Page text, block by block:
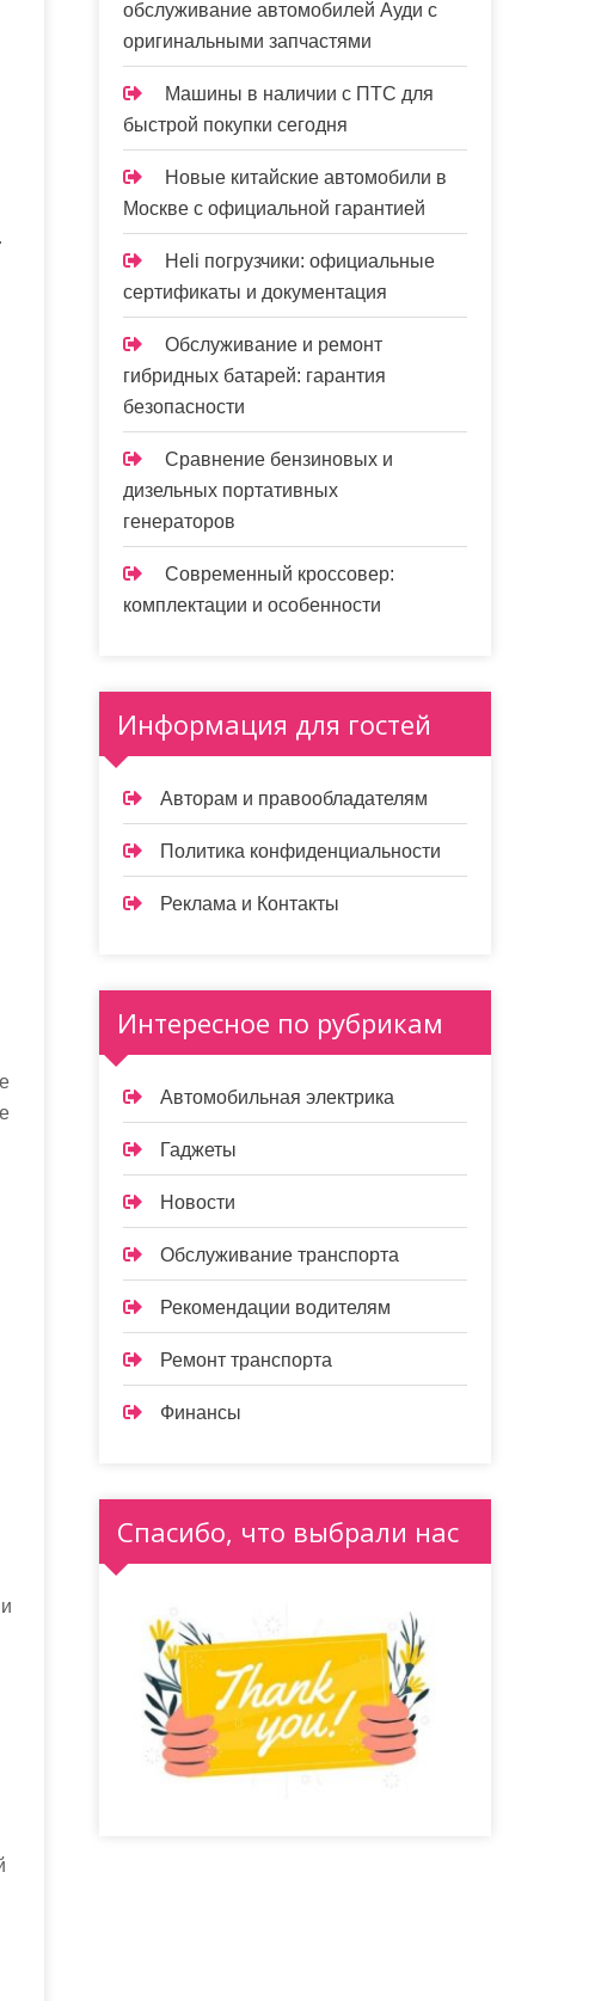
обслуживание автомобилей Ауди с
оригинальными запчастями
Машины в наличии с ПТС для
быстрой покупки сегодня
Новые китайские автомобили в
Москве с официальной гарантией
Heli погрузчики: официальные
сертификаты и документация
Обслуживание и ремонт
гибридных батарей: гарантия
безопасности
Сравнение бензиновых и
дизельных портативных
генераторов
Современный кроссовер:
комплектации и особенности
Информация для гостей
Авторам и правообладателям
Политика конфиденциальности
Реклама и Контакты
Интересное по рубрикам
Автомобильная электрика
Гаджеты
Новости
Обслуживание транспорта
Рекомендации водителям
Ремонт транспорта
Финансы
Спасибо, что выбрали нас